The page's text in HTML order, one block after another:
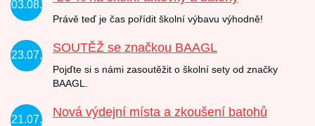
03.08.
Právě teď je čas pořídit školní výbavu výhodně!
23.07.
SOUTĚŽ se značkou BAAGL
Pojďte si s námi zasoutěžit o školní sety od značky
BAAGL.
21.07.
Nová výdejní místa a zkoušení batohů